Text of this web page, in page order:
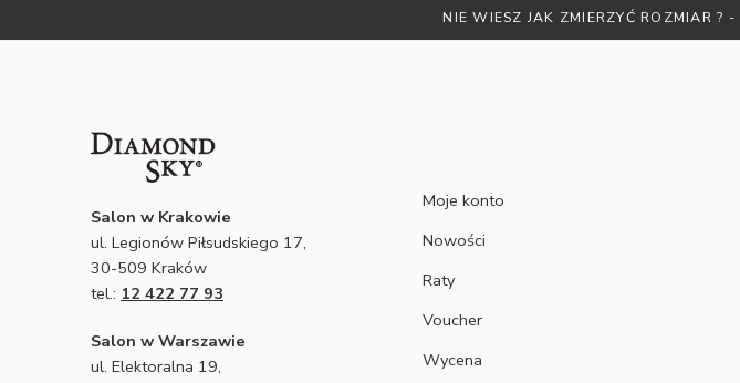
NIE WIESZ JAK ZMIERZYĆ ROZMIAR ? -
Salon w Krakowie
ul. Legionów Piłsudskiego 17,
30-509 Kraków
tel.: 12 422 77 93
Salon w Warszawie
ul. Elektoralna 19,
Moje konto
Nowości
Raty
Voucher
Wycena